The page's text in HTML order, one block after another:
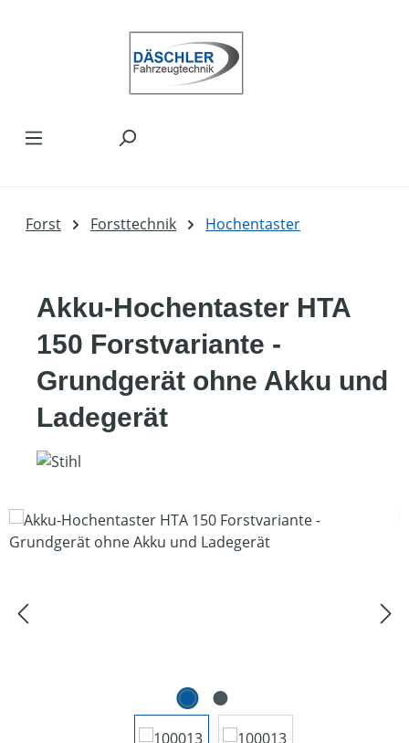
Forst Forsttechnik Hochentaster
Akku-Hochentaster HTA
150 Forstvariante -
Grundgerät ohne Akku und
Ladegerät
Bildergalerie überspringen